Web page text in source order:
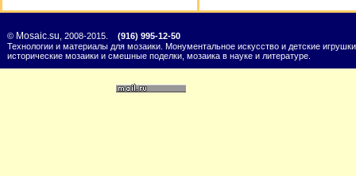
© Mosaic.su , 2008-2015. (916) 995-12-50
Технологии и материалы для мозаики. Монументальное искусство и детские
исторические мозаики и смешные поделки, мозаика в науке и литературе.